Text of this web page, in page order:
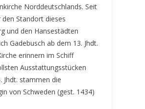
Norddeutschlands. Seit
Standort dieses
und den Hansestädten
Gadebusch ab dem 13. Jhdt.
erinnern im Schiff
Ausstattungsstücken
Jhdt. stammen die
von Schweden (gest. 1434)